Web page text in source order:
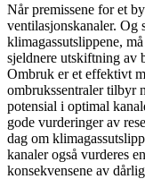
Når premissene for et
ventilasjonskanaler. Og
klimagassutslippene,
sjeldnere utskiftning av
Ombruk er et effektivt
ombrukssentraler tilbyr
potensial i optimal
gode vurderinger av
dag om
kanaler også vurderes
konsekvensene av